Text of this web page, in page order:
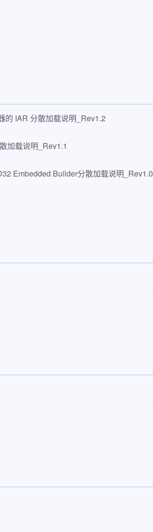
的 IAR 分散加载说明_Rev1.2
加载说明_Rev1.1
Embedded Builder分散加载说明_Rev1.0